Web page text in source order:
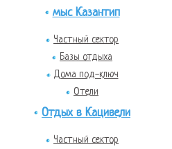
мыс Казантип
Частный сектор
Базы отдыха
Дома под-ключ
Отели
Отдых в Кацивели
Частный сектор